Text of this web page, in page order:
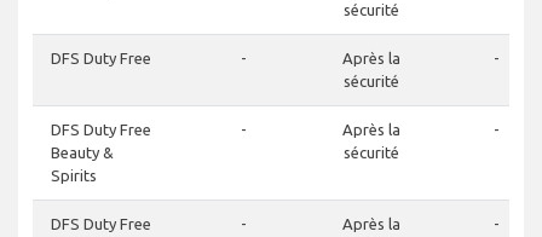
sécurité
DFS Duty Free -
Après la
sécurité
-
DFS Duty Free
Beauty &
Spirits
-
Après la
sécurité
-
DFS Duty Free
-
Après la
-